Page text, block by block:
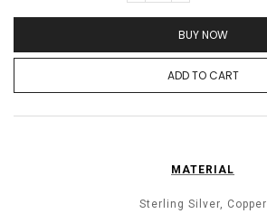
BUY NOW
ADD TO CART
MATERIAL
Sterling Silver, Copper